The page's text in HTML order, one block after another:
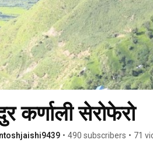
कर्णाली सेरोफेरो
• 490 subscribers • 71